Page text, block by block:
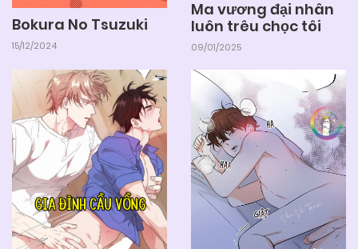
Bokura No Tsuzuki
15/12/2024
Ma vương đại nhân
luôn trêu chọc tôi
09/01/2025